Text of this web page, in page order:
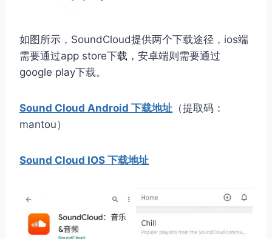
如图所示，SoundCloud提供两个下载途径，ios端
需要通过app store下载，安卓端则需要通过
google play下载。
Sound Cloud Android 下载地址 （提取码：
mantou）
Sound Cloud IOS 下载地址